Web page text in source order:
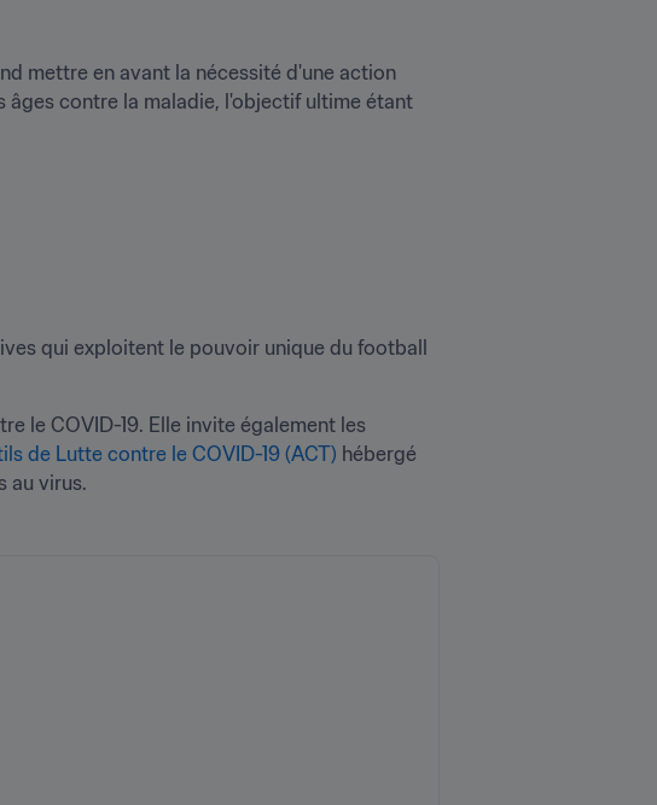
mettre en avant la nécessité d'une action
contre la maladie, l'objectif ultime étant
qui exploitent le pouvoir unique du football
le COVID-19. Elle invite également les
de Lutte contre le COVID-19 (ACT) hébergé
au virus.